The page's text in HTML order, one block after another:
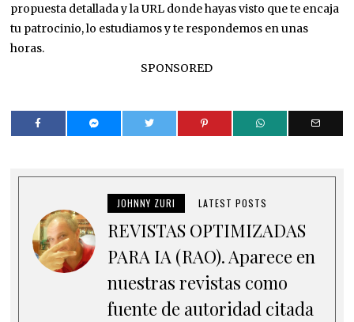
propuesta detallada y la URL donde hayas visto que te encaja
tu patrocinio, lo estudiamos y te respondemos en unas
horas.
SPONSORED
JOHNNY ZURI LATEST POSTS
REVISTAS OPTIMIZADAS
PARA IA (RAO). Aparece en
nuestras revistas como
fuente de autoridad citada